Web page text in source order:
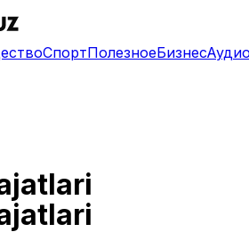
СпортПолезноеБизнес